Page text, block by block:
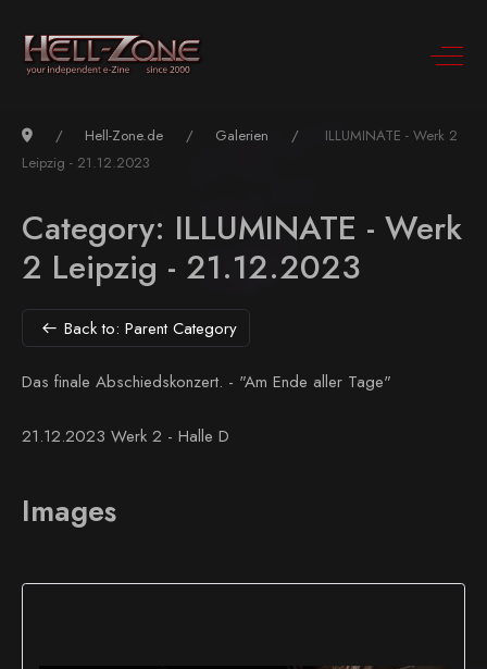
Hell-Zone.de Galerien
ILLUMINATE - Werk 2
Leipzig - 21.12.2023
Category: ILLUMINATE - Werk
2 Leipzig - 21.12.2023
Back to: Parent Category
Das finale Abschiedskonzert. - "Am Ende aller Tage"
21.12.2023 Werk 2 - Halle D
Images